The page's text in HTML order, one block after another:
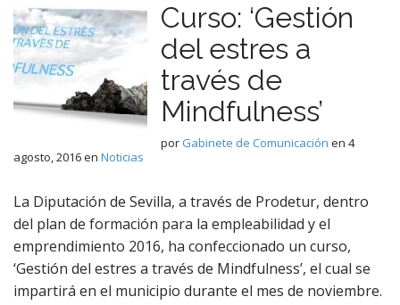
Curso: ‘Gestión
del estres a
través de
Mindfulness’
por Gabinete de Comunicación en 4
agosto, 2016en Noticias
La Diputación de Sevilla, a través de Prodetur, dentro
del plan de formación para la empleabilidad y el
emprendimiento 2016, ha confeccionado un curso,
‘Gestión del estres a través de Mindfulness’, el cual se
impartirá en el municipio durante el mes de noviembre.